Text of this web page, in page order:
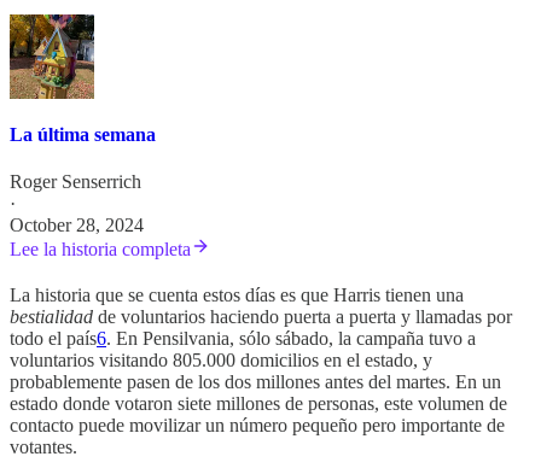
La última semana
Roger Senserrich
·
October 28, 2024
Lee la historia completa
La historia que se cuenta estos días es que Harris tienen una
bestialidad de voluntarios haciendo puerta a puerta y llamadas por
todo el país6. En Pensilvania, sólo sábado, la campaña tuvo a
voluntarios visitando 805.000 domicilios en el estado, y
probablemente pasen de los dos millones antes del martes. En un
estado donde votaron siete millones de personas, este volumen de
contacto puede movilizar un número pequeño pero importante de
votantes.